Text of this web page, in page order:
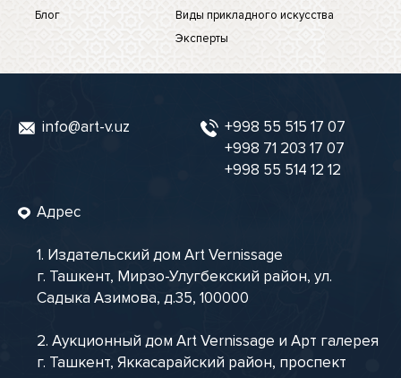
Блог
Виды прикладного искусства
Эксперты
info@art-v.uz
+998 55 515 17 07
+998 71 203 17 07
+998 55 514 12 12
Адрес
1. Издательский дом Art Vernissage
г. Ташкент, Мирзо-Улугбекский район, ул.
Садыка Азимова, д.35, 100000
2. Аукционный дом Art Vernissage и Арт галерея
г. Ташкент, Яккасарайский район, проспект